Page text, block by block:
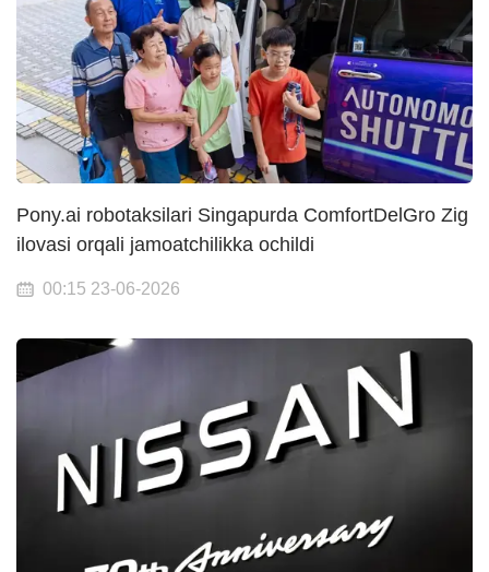
Pony.ai robotaksilari Singapurda ComfortDelGro Zig
ilovasi orqali jamoatchilikka ochildi
00:15 23-06-2026